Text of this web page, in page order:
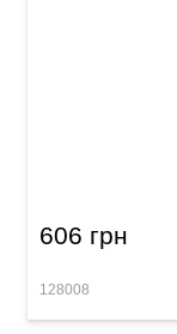
606 грн
128008